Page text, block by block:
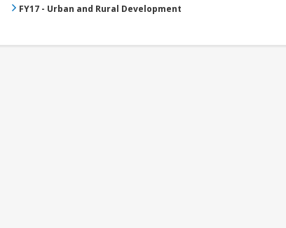
FY17 - Urban and Rural Development